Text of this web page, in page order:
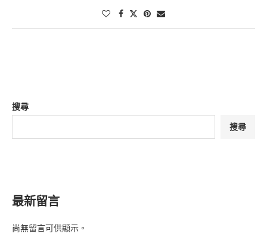
搜尋
搜尋
最新留言
尚無留言可供顯示。